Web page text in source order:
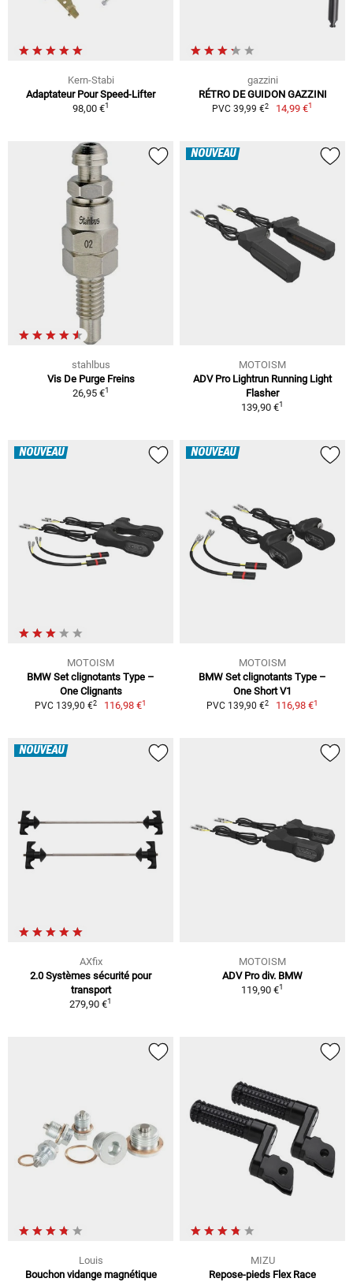
Kern-Stabi
Adaptateur Pour Speed-Lifter
98,00 €1
gazzini
RÉTRO DE GUIDON GAZZINI
PVC 39,99 €2 14,99 €1
stahlbus
Vis De Purge Freins
26,95 €1
NOUVEAU
MOTOISM
ADV Pro Lightrun Running Light
Flasher
139,90 €1
NOUVEAU
MOTOISM
BMW Set clignotants Type –
One Clignants
PVC 139,90 €2 116,98 €1
NOUVEAU
MOTOISM
BMW Set clignotants Type –
One Short V1
PVC 139,90 €2 116,98 €1
NOUVEAU
AXfix
2.0 Systèmes sécurité pour
transport
279,90 €1
MOTOISM
ADV Pro div. BMW
119,90 €1
Louis
Bouchon vidange magnétique
MIZU
Repose-pieds Flex Race